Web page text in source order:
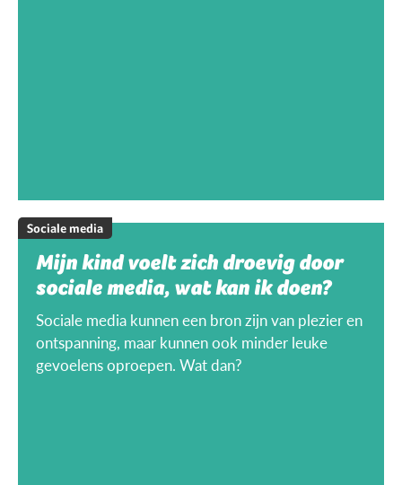
Sociale media
Mijn kind voelt zich droevig door
sociale media, wat kan ik doen?
Sociale media kunnen een bron zijn van plezier en
ontspanning, maar kunnen ook minder leuke
gevoelens oproepen. Wat dan?